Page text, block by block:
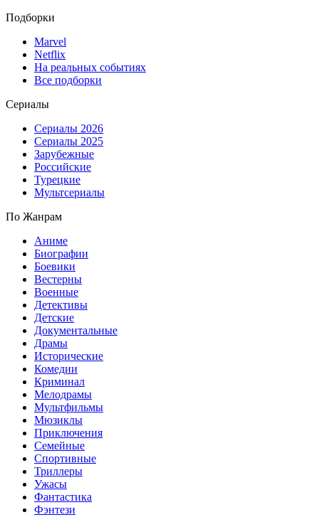
Подборки
Marvel
Netflix
На реальных событиях
Все подборки
Сериалы
Сериалы 2026
Сериалы 2025
Зарубежные
Российские
Турецкие
Мультсериалы
По Жанрам
Аниме
Биографии
Боевики
Вестерны
Военные
Детективы
Детские
Документальные
Драмы
Исторические
Комедии
Криминал
Мелодрамы
Мультфильмы
Мюзиклы
Приключения
Семейные
Спортивные
Триллеры
Ужасы
Фантастика
Фэнтези